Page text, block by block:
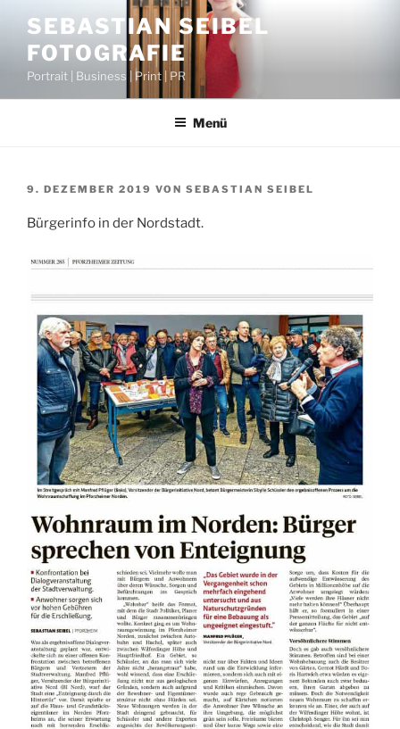
Inhalt
springen
SEBASTIAN SEIBEL
FOTOGRAFIE
Portrait | Business | Print | PR
Menü
VERÖFFENTLICHT
9. DEZEMBER 2019 VON SEBASTIAN SEIBEL
Bürgerinfo in der Nordstadt.